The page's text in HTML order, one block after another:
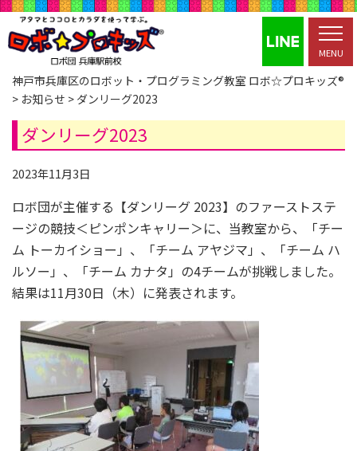
MENU
神戸市兵庫区のロボット・プログラミング教室 ロボ☆プロキッズ®
> お知らせ > ダンリーグ2023
ダンリーグ2023
2023年11月3日
ロボ団が主催する【ダンリーグ 2023】のファーストステ
ージの競技＜ピンポンキャリー＞に、当教室から、「チー
ム トーカイショー」、「チーム アヤジマ」、「チーム ハ
ルソー」、「チーム カナタ」の4チームが挑戦しました。
結果は11月30日（木）に発表されます。